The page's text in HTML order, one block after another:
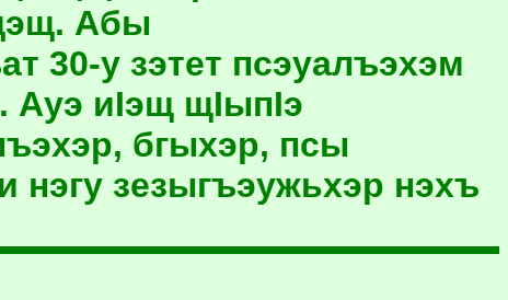
Абы
30-у зэтет псэуалъэхэм
Ауэ иIэщ щIыпIэ
бгыхэр, псы
зезыгъэужьхэр нэхъ